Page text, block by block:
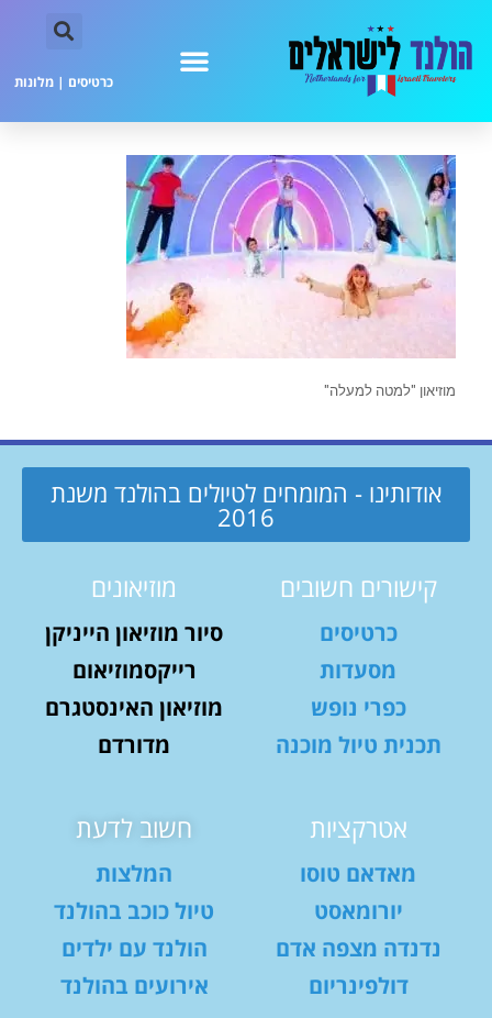
כרטיסים | מלונות
מוזיאון "למטה למעלה"
אודותינו - המומחים לטיולים בהולנד משנת
2016
קישורים חשובים
כרטיסים
מסעדות
כפרי נופש
תכנית טיול מוכנה
מוזיאונים
סיור מוזיאון הייניקן
רייקסמוזיאום
מוזיאון האינסטגרם
מדורדם
אטרקציות
מאדאם טוסו
יורומאסט
נדנדה מצפה אדם
דולפינריום
חשוב לדעת
המלצות
טיול כוכב בהולנד
הולנד עם ילדים
אירועים בהולנד